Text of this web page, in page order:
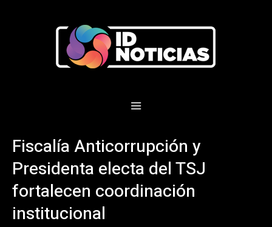
Fiscalía Anticorrupción y
Presidenta electa del TSJ
fortalecen coordinación
institucional